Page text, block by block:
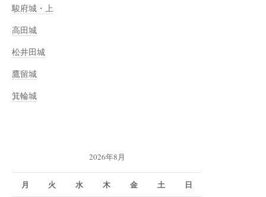
駿府城・上
高田城
松井田城
鷹留城
箕輪城
2026年8月
月 火 水 木 金 土 日